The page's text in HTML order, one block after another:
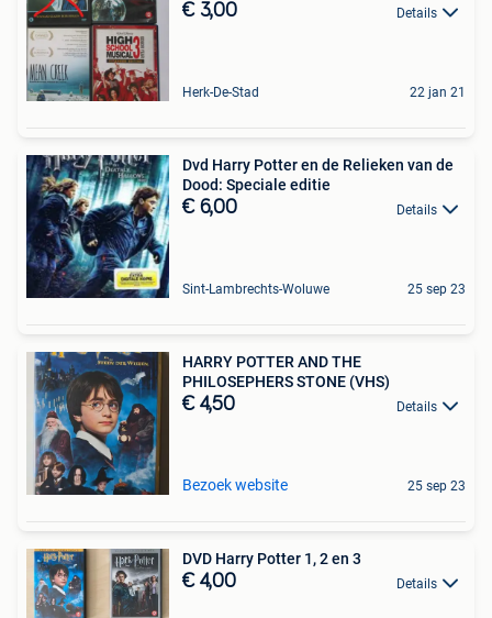
€ 3,00 Details
Herk-De-Stad 22 jan 21
Dvd Harry Potter en de Relieken van de
Dood: Speciale editie
€ 6,00 Details
Sint-Lambrechts-Woluwe 25 sep 23
HARRY POTTER AND THE
PHILOSEPHERS STONE (VHS)
€ 4,50 Details
Bezoek website 25 sep 23
DVD Harry Potter 1, 2 en 3
€ 4,00 Details